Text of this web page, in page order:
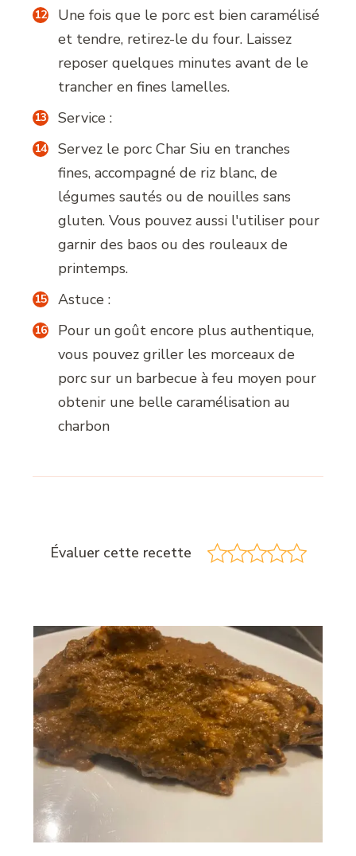
Une fois que le porc est bien caramélisé
et tendre, retirez-le du four. Laissez
reposer quelques minutes avant de le
trancher en fines lamelles.
Service :
Servez le porc Char Siu en tranches
fines, accompagné de riz blanc, de
légumes sautés ou de nouilles sans
gluten. Vous pouvez aussi l'utiliser pour
garnir des baos ou des rouleaux de
printemps.
Astuce :
Pour un goût encore plus authentique,
vous pouvez griller les morceaux de
porc sur un barbecue à feu moyen pour
obtenir une belle caramélisation au
charbon
Évaluer cette recette